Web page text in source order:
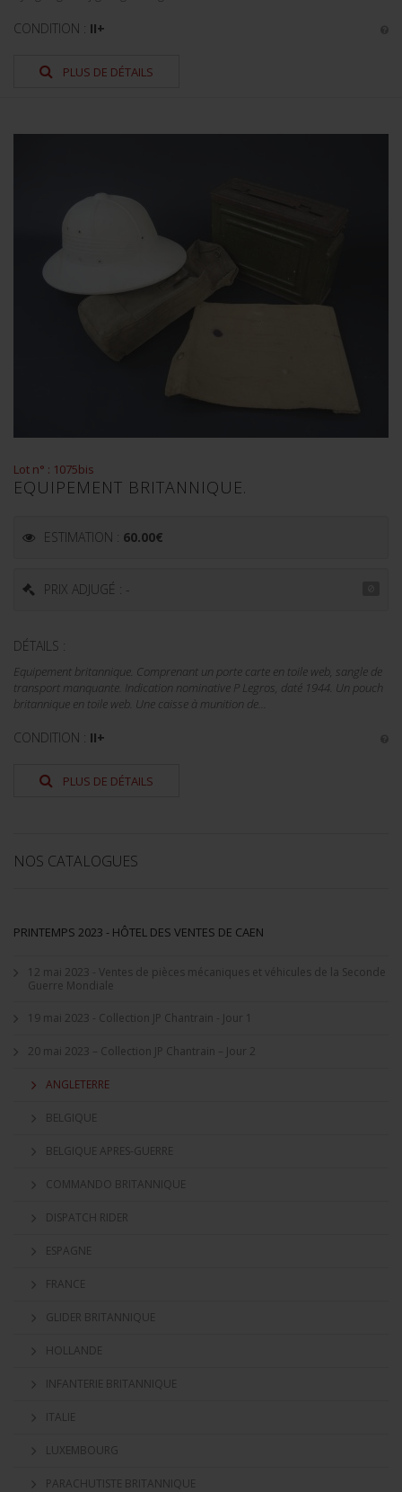
CONDITION : II+
PLUS DE DÉTAILS
Lot n° : 1075bis
EQUIPEMENT BRITANNIQUE.
ESTIMATION : 60.00€
PRIX ADJUGÉ : -
DÉTAILS :
Equipement britannique. Comprenant un porte carte en toile web, sangle de
transport manquante. Indication nominative P Legros, daté 1944. Un pouch
britannique en toile web. Une caisse à munition de...
CONDITION : II+
PLUS DE DÉTAILS
NOS CATALOGUES
PRINTEMPS 2023 - HÔTEL DES VENTES DE CAEN
12 mai 2023 - Ventes de pièces mécaniques et véhicules de la Seconde
Guerre Mondiale
19 mai 2023 - Collection JP Chantrain - Jour 1
20 mai 2023 – Collection JP Chantrain – Jour 2
ANGLETERRE
BELGIQUE
BELGIQUE APRES-GUERRE
COMMANDO BRITANNIQUE
DISPATCH RIDER
ESPAGNE
FRANCE
GLIDER BRITANNIQUE
HOLLANDE
INFANTERIE BRITANNIQUE
ITALIE
LUXEMBOURG
PARACHUTISTE BRITANNIQUE